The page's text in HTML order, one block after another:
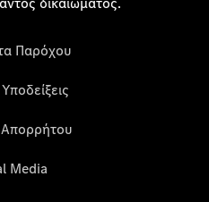
Παρόχου
Απορρήτου
Media